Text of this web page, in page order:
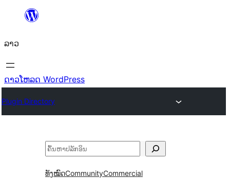
ທີ່
ເນື້ອຫາ
ລາວ
ດາວໂຫລດ WordPress
Plugin Directory
ຄົ້ນຫາ
ທັງໝົດCommunityCommercial